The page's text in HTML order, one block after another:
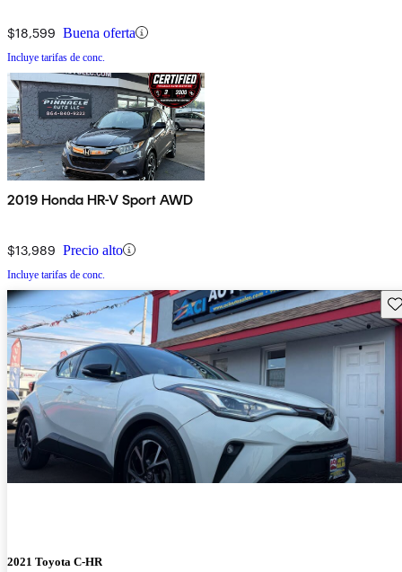
$18,599 Buena oferta
Incluye tarifas de conc.
2019 Honda HR-V Sport AWD
$13,989 Precio alto
Incluye tarifas de conc.
2021 Toyota C-HR